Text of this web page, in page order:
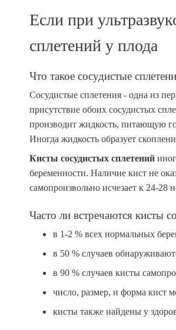
Если при
сплетений у плода
Что такое сосудистые
Сосудистые сплетения - одна из
присутствие обоих сосудистых
производит жидкость, питающую
Иногда жидкость образует
Кисты сосудистых сплетений
беременности. Наличие кист не
самопроизвольно исчезает к 24-28
Часто ли встречаются кисты
в 1-2 % всех нормальных
в 50 % случаев
в 90 % случаев кисты
число, размер, и форма кист
кисты также найдены у